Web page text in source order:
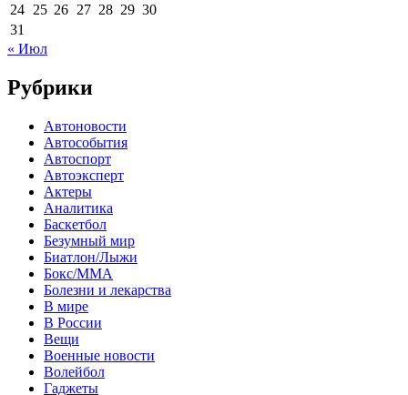
24 25 26 27 28 29 30
31
« Июл
Рубрики
Автоновости
Автособытия
Автоспорт
Автоэксперт
Актеры
Аналитика
Баскетбол
Безумный мир
Биатлон/Лыжи
Бокс/MMA
Болезни и лекарства
В мире
В России
Вещи
Военные новости
Волейбол
Гаджеты